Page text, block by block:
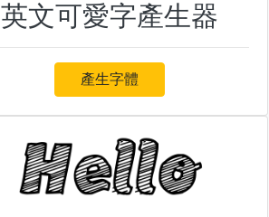
英文可愛字產生器
產生字體